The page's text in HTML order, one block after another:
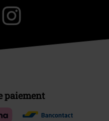
paiement